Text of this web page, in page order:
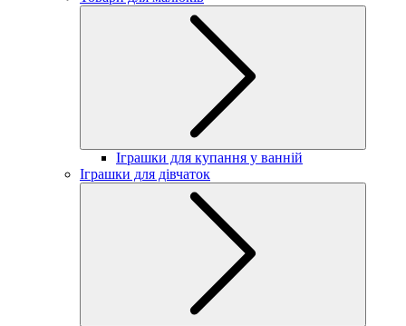
Іграшки для купання у ванній
Іграшки для дівчаток